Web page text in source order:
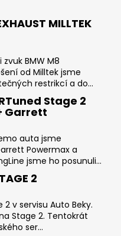
MILLTEK
BMW M8
od Milltek jsme
restrikcí a do...
Stage 2
Garrett
auta jsme
Powermax a
jsme ho posunuli...
2
2 v servisu Auto Beky.
Stage 2. Tentokrát
ser...